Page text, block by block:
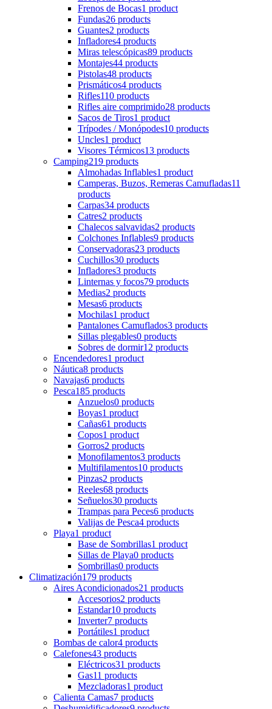
Frenos de Bocas1 product
Fundas26 products
Guantes2 products
Infladores4 products
Miras telescópicas89 products
Montajes44 products
Pistolas48 products
Prismáticos4 products
Rifles110 products
Rifles aire comprimido28 products
Sacos de Tiros1 product
Trípodes / Monópodes10 products
Uncles1 product
Visores Térmicos13 products
Camping219 products
Almohadas Inflables1 product
Camperas, Buzos, Remeras Camufladas11
products
Carpas34 products
Catres2 products
Chalecos salvavidas2 products
Colchones Inflables9 products
Conservadoras23 products
Cuchillos30 products
Infladores3 products
Linternas y focos79 products
Medias2 products
Mesas6 products
Mochilas1 product
Pantalones Camuflados3 products
Sillas plegables0 products
Sobres de dormir12 products
Encendedores1 product
Náutica8 products
Navajas6 products
Pesca185 products
Anzuelos0 products
Boyas1 product
Cañas61 products
Copos1 product
Gorros2 products
Monofilamentos3 products
Multifilamentos10 products
Pinzas2 products
Reeles68 products
Señuelos30 products
Trampas para Peces6 products
Valijas de Pesca4 products
Playa1 product
Base de Sombrillas1 product
Sillas de Playa0 products
Sombrillas0 products
Climatización179 products
Aires Acondicionados21 products
Accesorios2 products
Estandar10 products
Inverter7 products
Portátiles1 product
Bombas de calor4 products
Calefones43 products
Eléctricos31 products
Gas11 products
Mezcladoras1 product
Calienta Camas7 products